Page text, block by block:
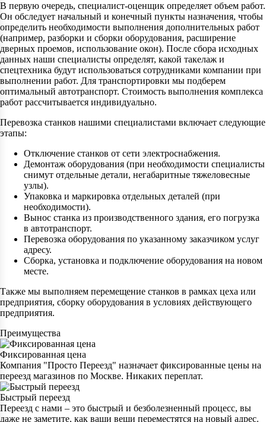
В первую очередь, специалист-оценщик определяет объем работ.
Он обследует начальный и конечный пункты назначения, чтобы
определить необходимости выполнения дополнительных работ
(например, разборки и сборки оборудования, расширение
дверных проемов, использование окон). После сбора исходных
данных наши специалисты определят, какой такелаж и
спецтехника будут использоваться сотрудниками компании при
выполнении работ. Для транспортировки мы подберем
оптимальный автотранспорт. Стоимость выполнения комплекса
работ рассчитывается индивидуально.
Перевозка станков нашими специалистами включает следующие
этапы:
Отключение станков от сети электроснабжения.
Демонтаж оборудования (при необходимости специалисты
снимут отдельные детали, негабаритные тяжеловесные
узлы).
Упаковка и маркировка отдельных деталей (при
необходимости).
Вынос станка из производственного здания, его погрузка
в автотранспорт.
Перевозка оборудования по указанному заказчиком услуг
адресу.
Сборка, установка и подключение оборудования на новом
месте.
Также мы выполняем перемещение станков в рамках цеха или
предприятия, сборку оборудования в условиях действующего
предприятия.
Преимущества
Фиксированная цена
Компания "Просто Переезд" назначает фиксированные цены на
переезд магазинов по Москве. Никаких переплат.
Быстрый переезд
Переезд с нами – это быстрый и безболезненный процесс, вы
даже не заметите, как ваши вещи переместятся на новый адрес.